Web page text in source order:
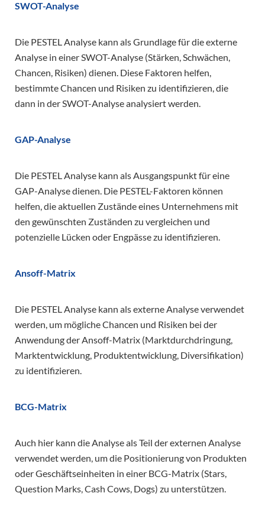
SWOT-Analyse
Die PESTEL Analyse kann als Grundlage für die externe
Analyse in einer SWOT-Analyse (Stärken, Schwächen,
Chancen, Risiken) dienen. Diese Faktoren helfen,
bestimmte Chancen und Risiken zu identifizieren, die
dann in der SWOT-Analyse analysiert werden.
GAP-Analyse
Die PESTEL Analyse kann als Ausgangspunkt für eine
GAP-Analyse dienen. Die PESTEL-Faktoren können
helfen, die aktuellen Zustände eines Unternehmens mit
den gewünschten Zuständen zu vergleichen und
potenzielle Lücken oder Engpässe zu identifizieren.
Ansoff-Matrix
Die PESTEL Analyse kann als externe Analyse verwendet
werden, um mögliche Chancen und Risiken bei der
Anwendung der Ansoff-Matrix (Marktdurchdringung,
Marktentwicklung, Produktentwicklung, Diversifikation)
zu identifizieren.
BCG-Matrix
Auch hier kann die Analyse als Teil der externen Analyse
verwendet werden, um die Positionierung von Produkten
oder Geschäftseinheiten in einer BCG-Matrix (Stars,
Question Marks, Cash Cows, Dogs) zu unterstützen.